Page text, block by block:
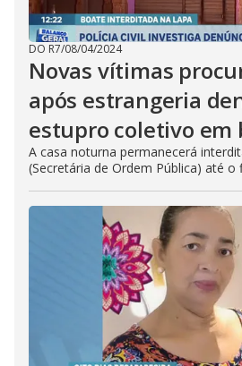
DO R7/08/04/2024
Novas vítimas
após estrangeria
estupro coletivo em
A casa noturna permanecerá
(Secretária de Ordem Pública) até o